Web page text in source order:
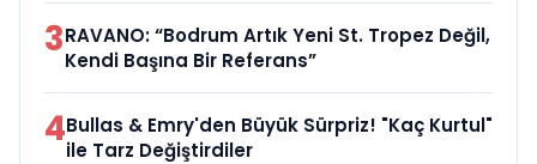
3RAVANO: “Bodrum Artık Yeni St. Tropez Değil,
Kendi Başına Bir Referans”
4Bullas & Emry'den Büyük Sürpriz! "Kaç Kurtul"
ile Tarz Değiştirdiler